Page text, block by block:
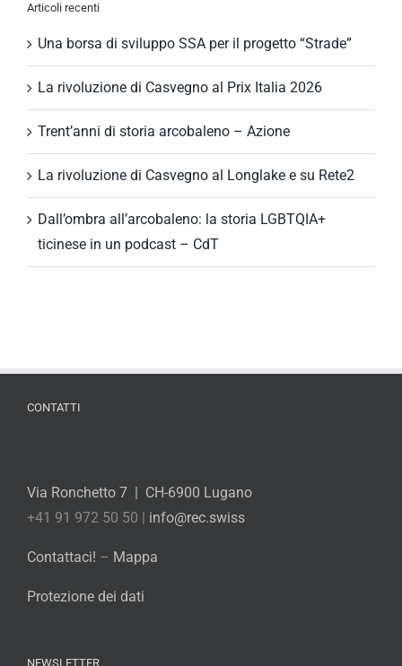
Articoli recenti
Una borsa di sviluppo SSA per il progetto “Strade”
La rivoluzione di Casvegno al Prix Italia 2026
Trent’anni di storia arcobaleno – Azione
La rivoluzione di Casvegno al Longlake e su Rete2
Dall’ombra all’arcobaleno: la storia LGBTQIA+
ticinese in un podcast – CdT
CONTATTI
Via Ronchetto 7 | CH-6900 Lugano
+41 91 972 50 50 | info@rec.swiss
Contattaci! – Mappa
Protezione dei dati
NEWSLETTER